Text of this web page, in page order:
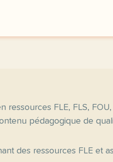
FLE, FLS,
pédagogique de
des ressources FLE et